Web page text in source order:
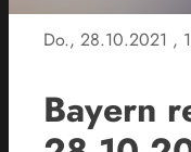
Do., 28.10.2021 ,
Bayern